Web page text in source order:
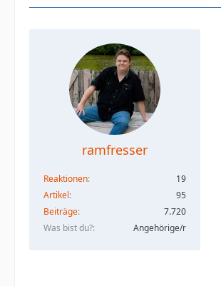
ramfresser
Reaktionen
19
Artikel
95
Beiträge
7.720
Was bist du?
Angehörige/r